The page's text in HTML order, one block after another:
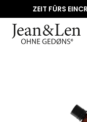
ZEIT FÜRS
Bildergalerie